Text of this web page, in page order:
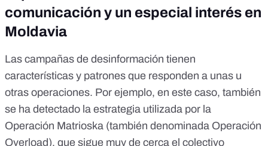
comunicación y un especial interés en
Moldavia
Las campañas de desinformación tienen
características y patrones que responden a unas u
otras operaciones. Por ejemplo, en este caso, también
se ha detectado la estrategia utilizada por la
Operación Matrioska (también denominada Operación
Overload), que sigue muy de cerca el colectivo